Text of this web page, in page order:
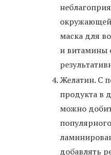
маска для
и витамины
Желатин. С
продукта в
можно
добавлять